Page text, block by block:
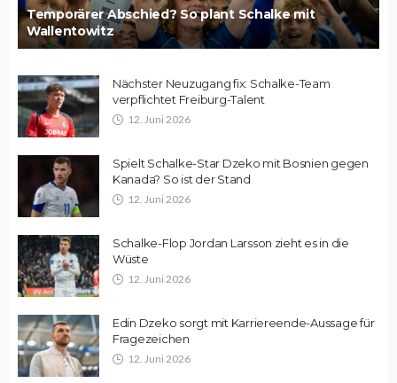
Temporärer Abschied? So plant Schalke mit
Wallentowitz
Nächster Neuzugang fix: Schalke-Team
verpflichtet Freiburg-Talent
12. Juni 2026
Spielt Schalke-Star Dzeko mit Bosnien gegen
Kanada? So ist der Stand
12. Juni 2026
Schalke-Flop Jordan Larsson zieht es in die
Wüste
12. Juni 2026
Edin Dzeko sorgt mit Karriereende-Aussage für
Fragezeichen
12. Juni 2026